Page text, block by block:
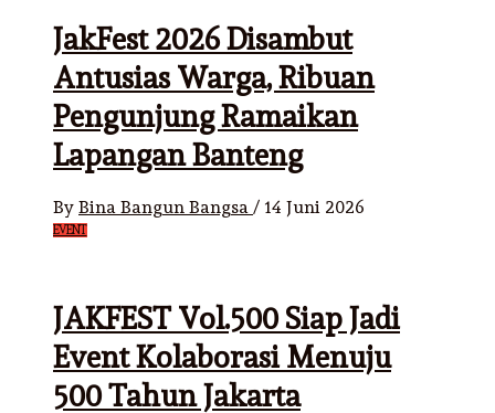
JakFest 2026 Disambut
Antusias Warga, Ribuan
Pengunjung Ramaikan
Lapangan Banteng
By Bina Bangun Bangsa / 14 Juni 2026
EVENT
JAKFEST Vol.500 Siap Jadi
Event Kolaborasi Menuju
500 Tahun Jakarta